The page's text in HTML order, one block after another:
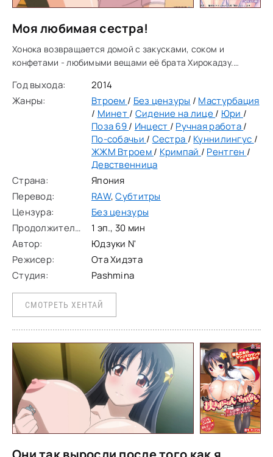
Моя любимая сестра!
Хонока возвращается домой с закусками, соком и
конфетами - любимыми вещами её брата Хирокадзу.
Акадзаки, одноклассницу своего брата. Хирокадзу
пригласил
Год выхода:
2014
Жанры:
Втроем / Без цензуры / Мастурбация
/ Минет/ Сидение на лице/ Юри /
Поза 69/ Инцест / Ручная работа/
По-собачьи / Сестра / Куннилингус /
ЖЖМ Втроем/ Кримпай / Рентген /
Девственница
Страна:
Япония
Перевод:
RAW,Субтитры
Цензура:
Без цензуры
Продолжительность:
1 эп., 30 мин
Автор:
Юдзуки N'
Режисер:
Ота Хидэта
Студия:
Pashmina
СМОТРЕТЬ ХЕНТАЙ